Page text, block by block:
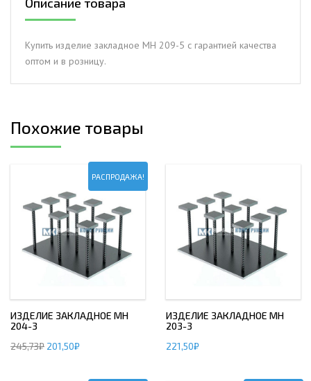
Купить изделие закладное МН 209-5 с гарантией качества
оптом и в розницу.
Похожие товары
РАСПРОДАЖА!
ИЗДЕЛИЕ ЗАКЛАДНОЕ МН
204-3
245,73₽ 201,50₽
ИЗДЕЛИЕ ЗАКЛАДНОЕ МН
203-3
221,50₽